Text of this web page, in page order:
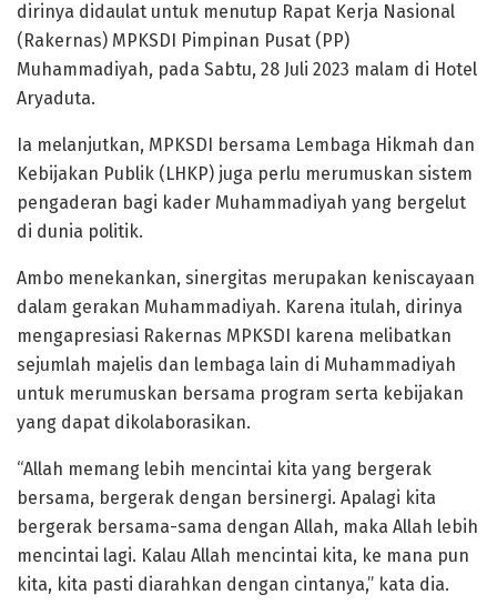
dirinya didaulat untuk menutup Rapat Kerja Nasional
(Rakernas) MPKSDI Pimpinan Pusat (PP)
Muhammadiyah, pada Sabtu, 28 Juli 2023 malam di Hotel
Aryaduta.
Ia melanjutkan, MPKSDI bersama Lembaga Hikmah dan
Kebijakan Publik (LHKP) juga perlu merumuskan sistem
pengaderan bagi kader Muhammadiyah yang bergelut
di dunia politik.
Ambo menekankan, sinergitas merupakan keniscayaan
dalam gerakan Muhammadiyah. Karena itulah, dirinya
mengapresiasi Rakernas MPKSDI karena melibatkan
sejumlah majelis dan lembaga lain di Muhammadiyah
untuk merumuskan bersama program serta kebijakan
yang dapat dikolaborasikan.
“Allah memang lebih mencintai kita yang bergerak
bersama, bergerak dengan bersinergi. Apalagi kita
bergerak bersama-sama dengan Allah, maka Allah lebih
mencintai lagi. Kalau Allah mencintai kita, ke mana pun
kita, kita pasti diarahkan dengan cintanya,” kata dia.